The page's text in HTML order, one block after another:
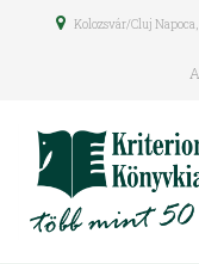
Kolozsvár/Cluj